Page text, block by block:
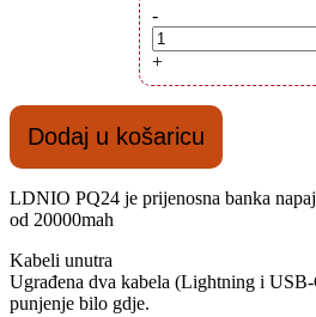
-Punjač
Powerbank
LDNIO
+
Dodaj u košaricu
LDNIO PQ24 je prijenosna banka
od 20000mah
Kabeli unutra
Ugrađena dva kabela (Lightning i
punjenje bilo gdje.